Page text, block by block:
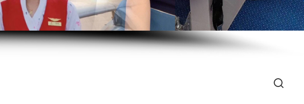
Search